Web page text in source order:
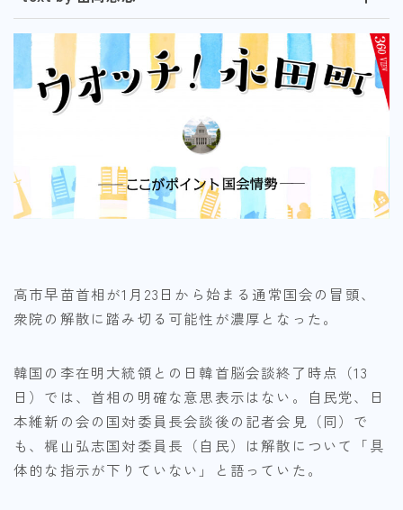
高市早苗首相が1月23日から始まる通常国会の冒頭、
衆院の解散に踏み切る可能性が濃厚となった。
韓国の李在明大統領との日韓首脳会談終了時点（13
日）では、首相の明確な意思表示はない。自民党、日
本維新の会の国対委員長会談後の記者会見（同）で
も、梶山弘志国対委員長（自民）は解散について「具
体的な指示が下りていない」と語っていた。